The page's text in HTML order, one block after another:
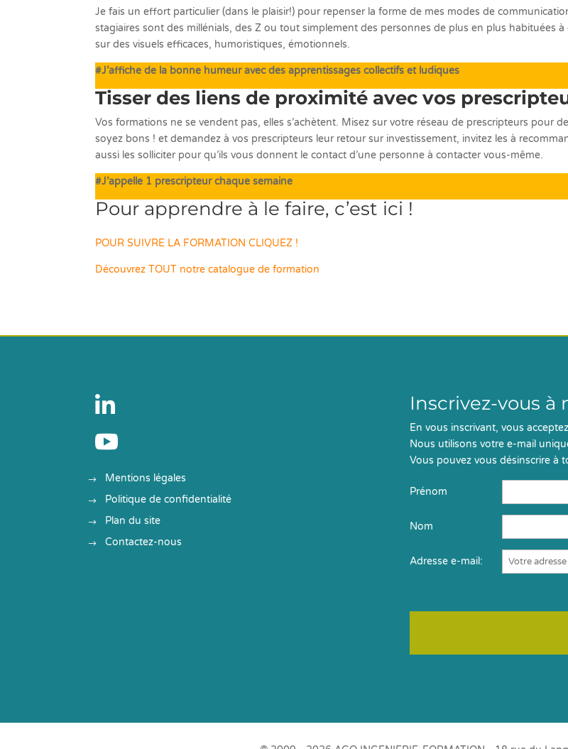
Je fais un effort particulier (dans le plaisir!) pour repenser la forme de mes modes de
stagiaires sont des millénials, des Z ou tout simplement des personnes de plus en plus habituées
sur des visuels efficaces, humoristiques, émotionnels.
#J’affiche de la bonne humeur avec des apprentissages collectifs et ludiques
Tisser des liens de proximité avec vos
Vos formations ne se vendent pas, elles s’achètent. Misez sur votre réseau de prescripteurs pour
soyez bons ! et demandez à vos prescripteurs leur retour sur investissement, invitez les à
aussi les solliciter pour qu’ils vous donnent le contact d’une personne à contacter vous-même.
#J’appelle 1 prescripteur chaque semaine
Pour apprendre à le faire, c’est ici !
POUR SUIVRE LA FORMATION CLIQUEZ !
Découvrez TOUT notre catalogue de formation


Mentions légales
Politique de confidentialité
Plan du site
Contactez-nous
Inscrivez-vous
En vous inscrivant, vous
Nous utilisons votre e-mail
Vous pouvez vous désinscrire à
Prénom
Nom
Adresse e-mail: